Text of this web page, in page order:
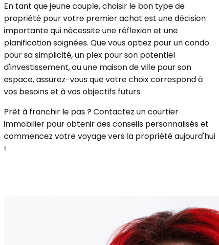
En tant que jeune couple, choisir le bon type de
propriété pour votre premier achat est une décision
importante qui nécessite une réflexion et une
planification soignées. Que vous optiez pour un condo
pour sa simplicité, un plex pour son potentiel
d'investissement, ou une maison de ville pour son
espace, assurez-vous que votre choix correspond à
vos besoins et à vos objectifs futurs.
Prêt à franchir le pas ? Contactez un courtier
immobilier pour obtenir des conseils personnalisés et
commencez votre voyage vers la propriété aujourd'hui
!